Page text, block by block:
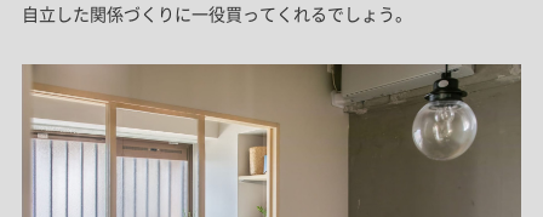
自立した関係づくりに一役買ってくれるでしょう。